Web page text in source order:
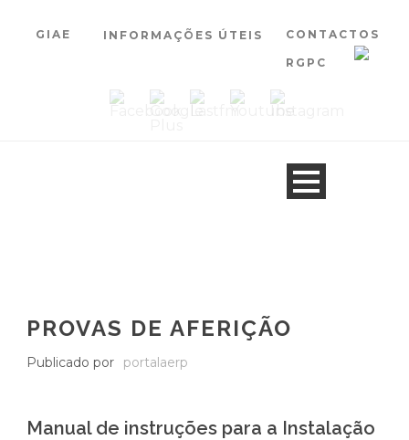
GIAE INFORMAÇÕES ÚTEIS CONTACTOS
RGPC
PROVAS DE AFERIÇÃO
Publicado por portalaerp
Manual de instruções para a Instalação